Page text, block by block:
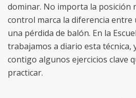
dominar. No importa la posición
control marca la diferencia entre
una pérdida de balón. En la
trabajamos a diario esta técnica,
contigo algunos ejercicios clave
practicar.